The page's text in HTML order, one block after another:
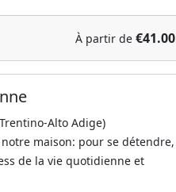
À partir de €41.00
Alto Adige)
maison: pour se détendre,
de la vie quotidienne et